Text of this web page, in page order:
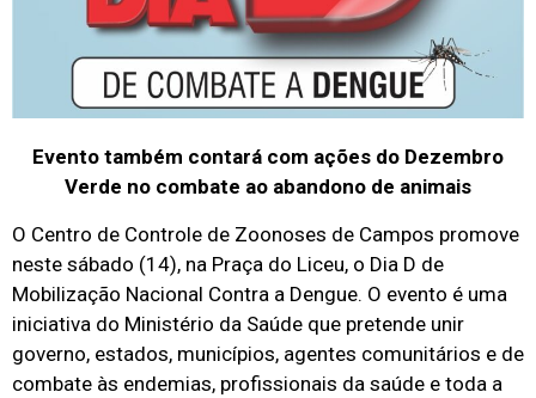
Evento também contará com ações do Dezembro
Verde no combate ao abandono de animais
O Centro de Controle de Zoonoses de Campos promove
neste sábado (14), na Praça do Liceu, o Dia D de
Mobilização Nacional Contra a Dengue. O evento é uma
iniciativa do Ministério da Saúde que pretende unir
governo, estados, municípios, agentes comunitários e de
combate às endemias, profissionais da saúde e toda a